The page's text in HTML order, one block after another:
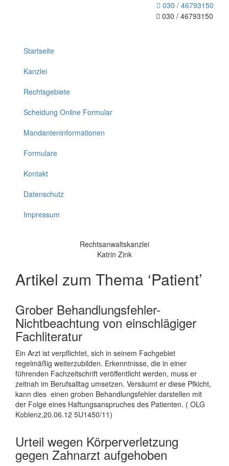
030 / 46793150
030 / 46793150
Startseite
Kanzlei
Rechtsgebiete
Scheidung Online Formular
Mandanteninformationen
Formulare
Kontakt
Datenschutz
Impressum
Rechtsanwaltskanzlei
Katrin Zink
Artikel zum Thema ‘Patient’
Grober Behandlungsfehler-
Nichtbeachtung von einschlägiger
Fachliteratur
Ein Arzt ist verpflichtet, sich in seinem Fachgebiet
regelmäßig weiterzubilden. Erkenntnisse, die in einer
führenden Fachzeitschrift veröffentlicht werden, muss er
zeitnah im Berufsalltag umsetzen. Versäumt er diese Pfkicht,
kann dies einen groben Behandlungsfehler darstellen mit
der Folge eines Haftungsanspruches des Patienten. ( OLG
Koblenz,20.06.12 5U1450/11)
Urteil wegen Körperverletzung
gegen Zahnarzt aufgehoben